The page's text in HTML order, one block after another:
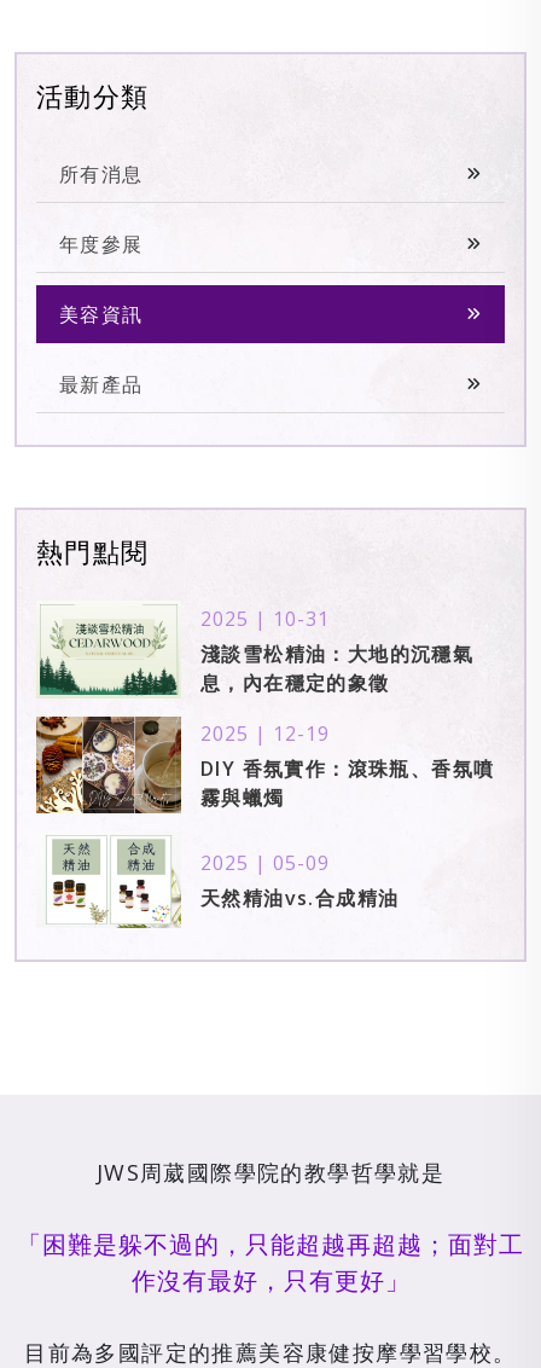
活動分類
所有消息
年度參展
美容資訊
最新產品
熱門點閱
2025 | 10-31
淺談雪松精油：大地的沉穩氣
息，內在穩定的象徵
2025 | 12-19
DIY 香氛實作：滾珠瓶、香氛噴
霧與蠟燭
2025 | 05-09
天然精油vs.合成精油
JWS周葳國際學院的教學哲學就是
「困難是躲不過的，只能超越再超越；面對工
作沒有最好，只有更好」
目前為多國評定的推薦美容康健按摩學習學校。